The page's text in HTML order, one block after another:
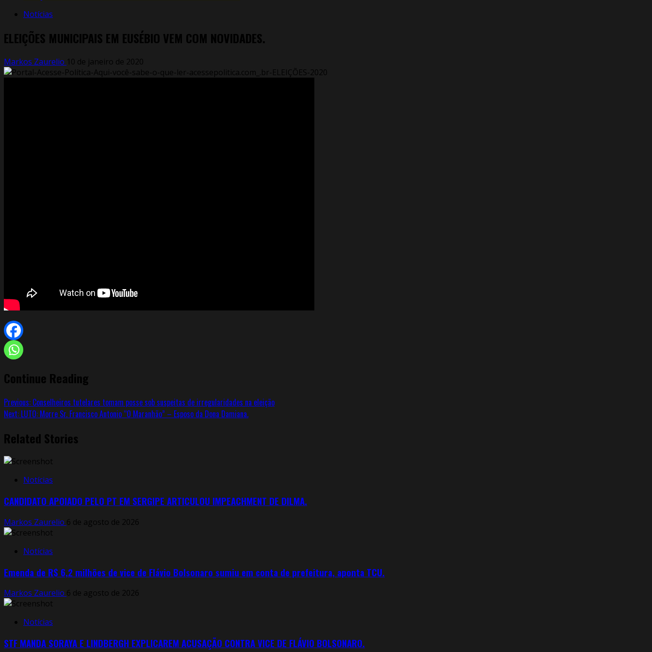
Notícias
ELEIÇÕES MUNICIPAIS EM EUSÉBIO VEM COM NOVIDADES.
Markos Zaurelio 10 de janeiro de 2020
Continue Reading
Previous: Conselheiros tutelares tomam posse sob suspeitas de irregularidades na eleição
Next: LUTO: Morre Sr. Francisco Antonio “O Maranhão” – Esposo da Dona Damiana.
Related Stories
Notícias
CANDIDATO APOIADO PELO PT EM SERGIPE ARTICULOU IMPEACHMENT DE DILMA.
Markos Zaurelio 6 de agosto de 2026
Notícias
Emenda de R$ 6,2 milhões de vice de Flávio Bolsonaro sumiu em conta de prefeitura, aponta TCU.
Markos Zaurelio 6 de agosto de 2026
Notícias
STF MANDA SORAYA E LINDBERGH EXPLICAREM ACUSAÇÃO CONTRA VICE DE FLÁVIO BOLSONARO.